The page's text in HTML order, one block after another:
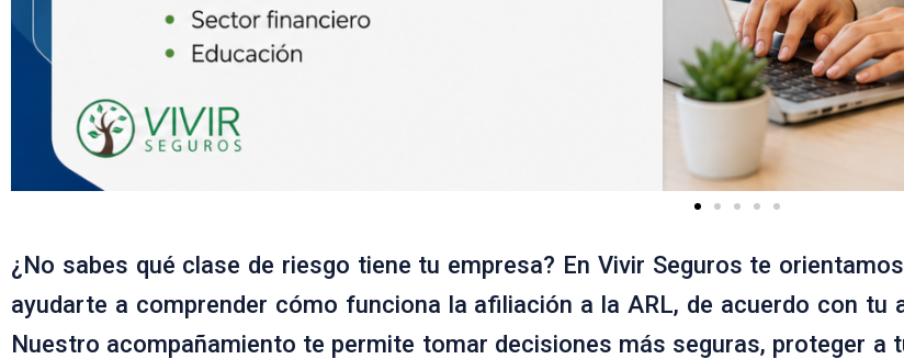
¿No sabes qué clase de riesgo tiene tu empresa? En Vivir Seguros te
ayudarte a comprender cómo funciona la afiliación a la ARL, de acuerdo con tu
Nuestro acompañamiento te permite tomar decisiones más seguras, proteger a